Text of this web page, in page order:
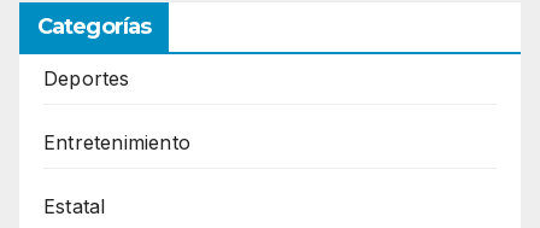
Categorías
Deportes
Entretenimiento
Estatal